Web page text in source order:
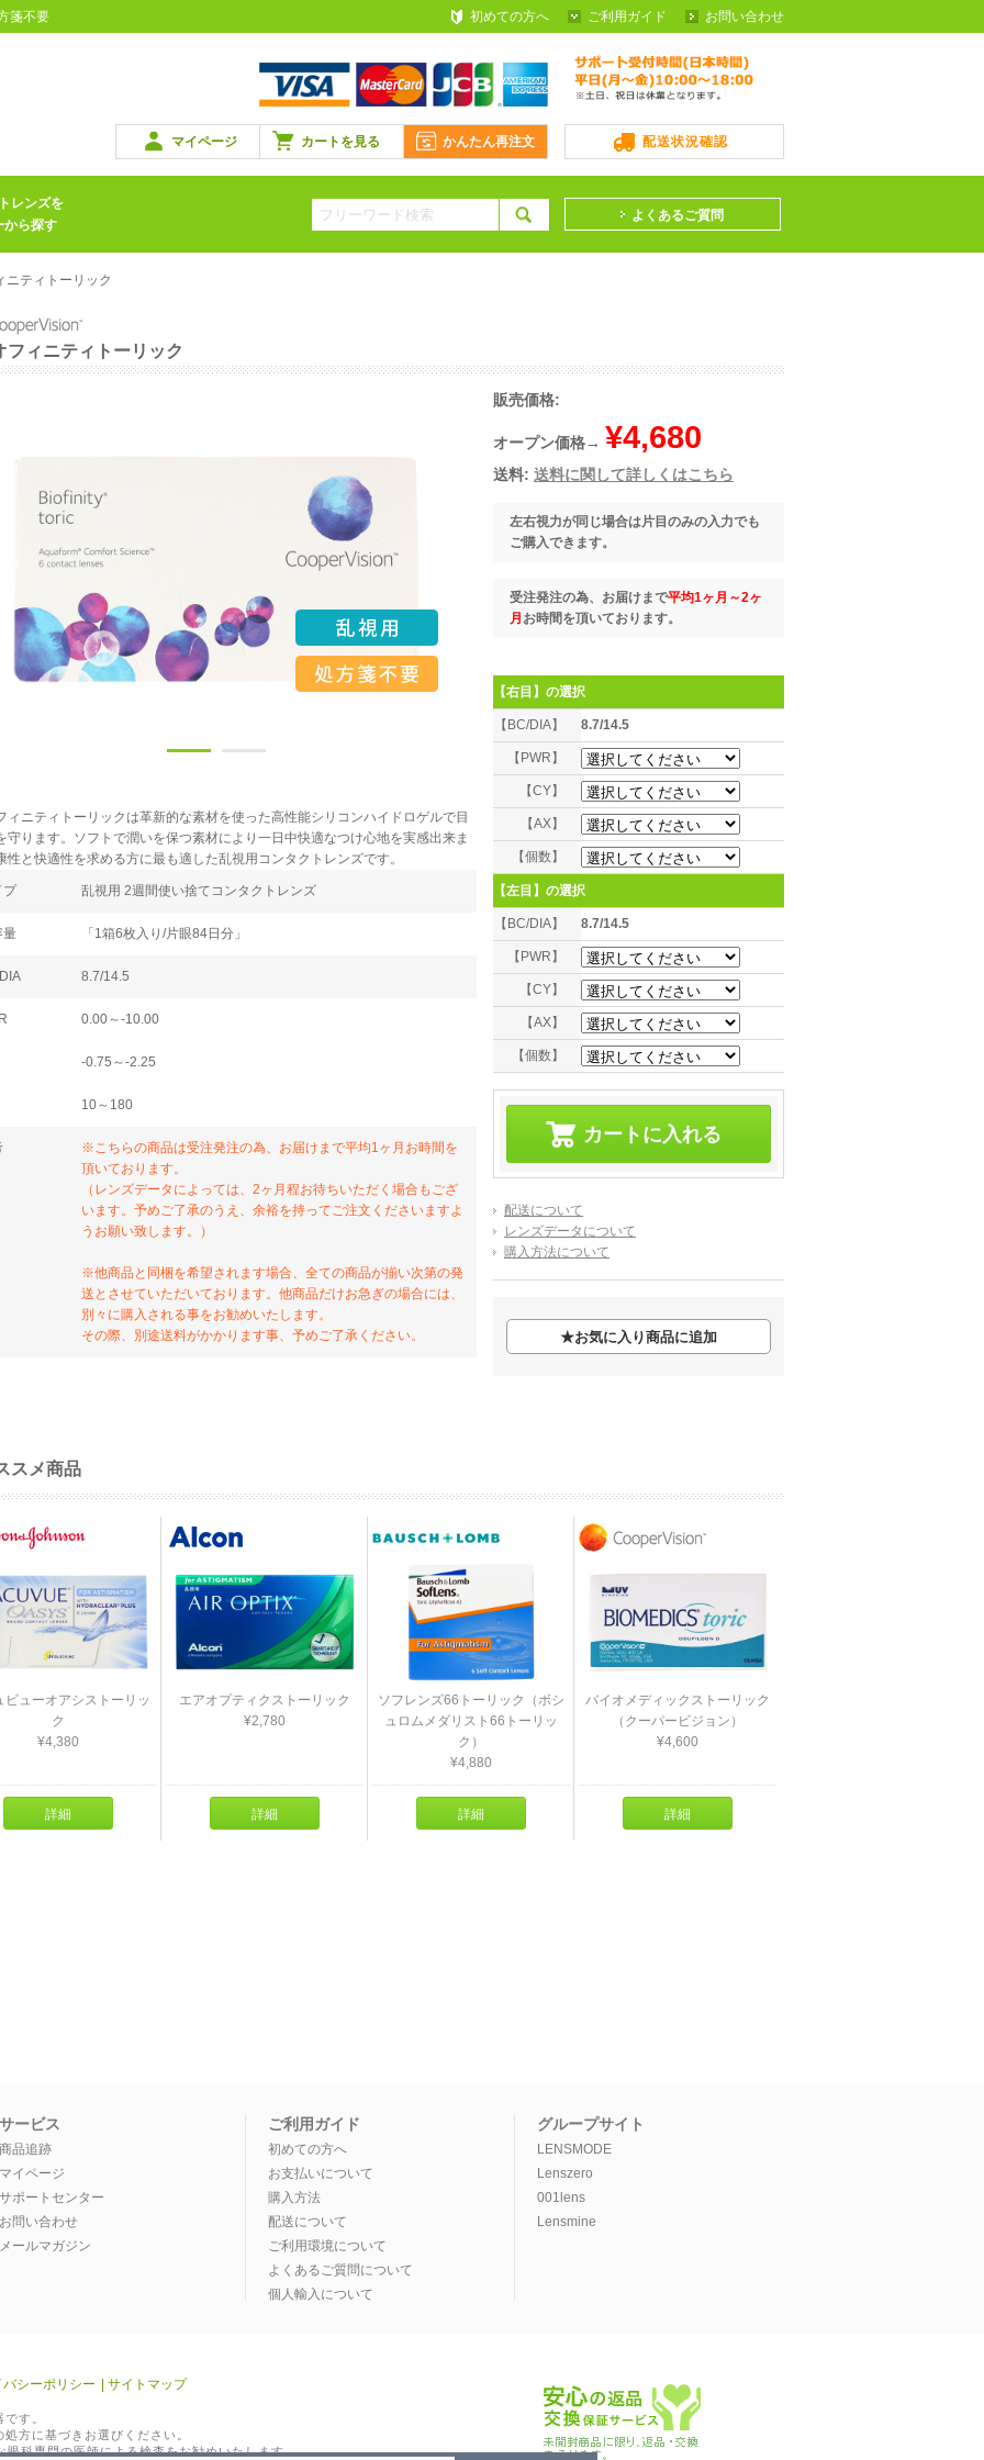
箋不要 初めての方へ ご利用ガイド お問い合わせ
かんたん再注文
カートを見る
マイページ 配送状況確認
レンズを
から探す
よくあるご質問
ニティトーリック
フィニティトーリック
ィニティトーリックは革新的な素材を使った高性能シリコンハイドロゲルで目
守ります。ソフトで潤いを保つ素材により一日中快適なつけ心地を実感出来ま
性と快適性を求める方に最も適した乱視用コンタクトレンズです。
プ 乱視用 2週間使い捨てコンタクトレンズ
量 「1箱6枚入り/片眼84日分」
8.7/14.5
0.00～-10.00
-0.75～-2.25
10～180
※こちらの商品は受注発注の為、お届けまで平均1ヶ月お時間を
頂いております。
（レンズデータによっては、2ヶ月程お待ちいただく場合もござ
います。予めご了承のうえ、余裕を持ってご注文くださいますよ
うお願い致します。）
※他商品と同梱を希望されます場合、全ての商品が揃い次第の発
送とさせていただいております。他商品だけお急ぎの場合には、
別々に購入される事をお勧めいたします。
その際、別途送料がかかります事、予めご了承ください。
販売価格:
オープン価格→ ¥4,680
送料: 送料に関して詳しくはこちら
左右視力が同じ場合は片目のみの入力でも
ご購入できます。
受注発注の為、お届けまで平均1ヶ月～2ヶ
月 お時間を頂いております。
【右目】 の選択
【BC/DIA】 8.7/14.5
【PWR】
【CY】
【AX】
【個数】
【左目】 の選択
【BC/DIA】 8.7/14.5
【PWR】
【CY】
【AX】
【個数】
配送について
レンズデータについて
購入方法について
★お気に入り商品に追加
スメ商品
ビューオアシストーリッ
ク
¥4,380
詳細
エアオプティクストーリック
¥2,780
詳細
ソフレンズ66トーリック（ボシ
ュロムメダリスト66トーリッ
ク）
¥4,880
詳細
バイオメディックストーリック
（クーパービジョン）
¥4,600
詳細
サービス
商品追跡
マイページ
サポートセンター
お問い合わせ
メールマガジン
ご利用ガイド
初めての方へ
お支払いについて
購入方法
配送について
ご利用環境について
よくあるご質問について
個人輸入について
グループサイト
LENSMODE
Lenszero
001lens
Lensmine
バシーポリシー | サイトマップ
す。
方に基づきお選びください。
科専門の医師による検査をお勧めいたします。